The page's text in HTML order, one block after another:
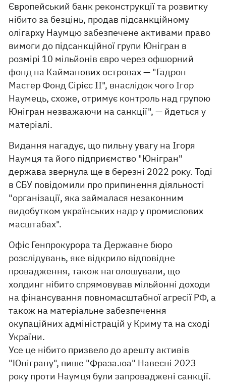
Європейський банк реконструкції та розвитку
нібито за безцінь, продав підсанкційному
олігарху Наумцю забезпечене активами право
вимоги до підсанкційної групи Юнігран в
розмірі 10 мільйонів євро через офшорний
фонд на Кайманових островах — "Гадрон
Мастер Фонд Сірієс ІІ", внаслідок чого Ігор
Наумець, схоже, отримує контроль над групою
Юнігран незважаючи на санкції", — йдеться у
матеріалі.
Видання нагадує, що пильну увагу на Ігоря
Наумця та його підприємство "Юнігран"
держава звернула ще в березні 2022 року. Тоді
в СБУ повідомили про припинення діяльності
"організації, яка займалася незаконним
видобутком українських надр у промислових
масштабах".
Офіс Генпрокурора та Державне бюро
розслідувань, яке відкрило відповідне
провадження, також наголошували, що
холдинг нібито спрямовував мільйонні доходи
на фінансування повномасштабної агресії РФ, а
також на матеріальне забезпечення
окупаційних адміністрацій у Криму та на сході
України.
Усе це нібито призвело до арешту активів
"Юніграну", пише "Фраза.юа" Навесні 2023
року проти Наумця були запроваджені санкції.